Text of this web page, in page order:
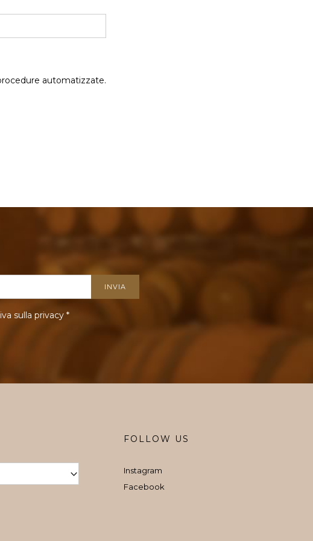
automatizzate.
sulla privacy *
FOLLOW US
Instagram
Facebook